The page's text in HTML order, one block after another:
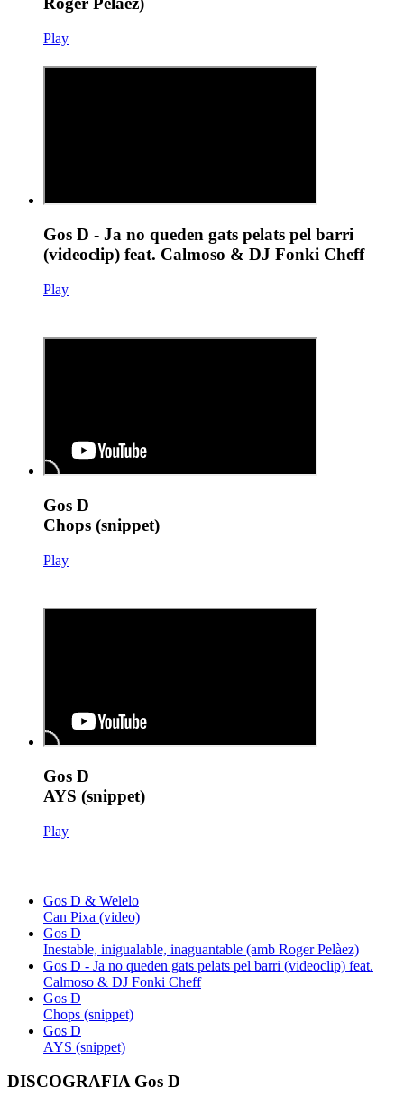
Play
Gos D - Ja no queden gats pelats pel barri
(videoclip) feat. Calmoso & DJ Fonki Cheff
Play
Gos D
Chops (snippet)
Play
Gos D
AYS (snippet)
Play
Gos D & Welelo
Can Pixa (video)
Gos D
Inestable, inigualable, inaguantable (amb Roger Pelàez)
Gos D - Ja no queden gats pelats pel barri (videoclip) feat.
Calmoso & DJ Fonki Cheff
Gos D
Chops (snippet)
Gos D
AYS (snippet)
DISCOGRAFIA Gos D